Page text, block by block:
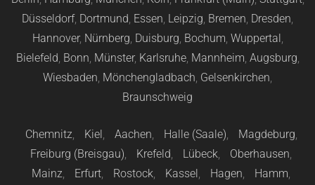
Düsseldorf, Dortmund, Essen, Leipzig, Bremen, Dresden,
Hannover, Nürnberg, Duisburg, Bochum, Wuppertal,
Bielefeld, Bonn, Münster, Karlsruhe, Mannheim, Augsburg,
Wiesbaden, Mönchengladbach, Gelsenkirchen,
Braunschweig
Chemnitz, Kiel, Aachen, Halle (Saale), Magdeburg,
Freiburg (Breisgau), Krefeld, Lübeck, Oberhausen,
Mainz, Erfurt, Rostock, Kassel, Hagen, Hamm,